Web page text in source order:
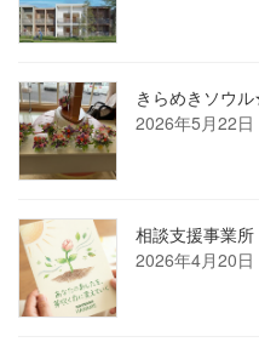
きらめきソウ
2026年5月22日
相談支援事業
2026年4月20日